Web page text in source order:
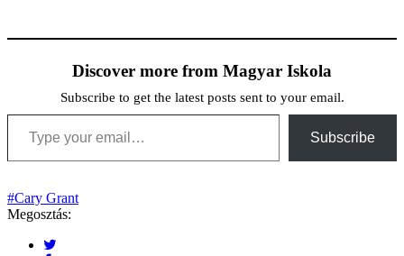
Discover more from Magyar Iskola
Subscribe to get the latest posts sent to your email.
Type your email…
Subscribe
#Cary Grant
Megosztás: